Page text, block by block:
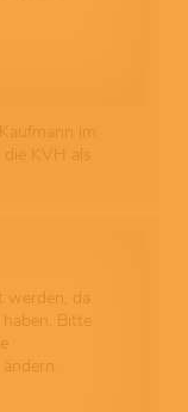
im
KVH als
werden, da
Bitte